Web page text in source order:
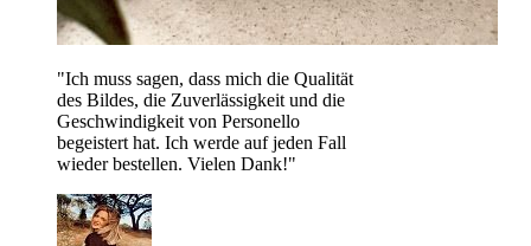
"Ich muss sagen, dass mich die Qualität
des Bildes, die Zuverlässigkeit und die
Geschwindigkeit von Personello
begeistert hat. Ich werde auf jeden Fall
wieder bestellen. Vielen Dank!"